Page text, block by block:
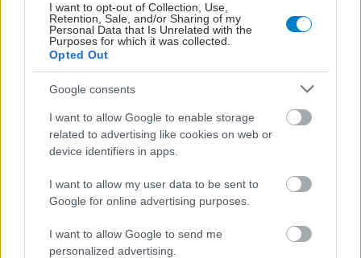
I want to opt-out of Collection, Use,
Retention, Sale, and/or Sharing of my
Personal Data that Is Unrelated with the
Purposes for which it was collected.
Opted Out
Google consents
I want to allow Google to enable storage
related to advertising like cookies on web or
device identifiers in apps.
I want to allow my user data to be sent to
Google for online advertising purposes.
I want to allow Google to send me
personalized advertising.
άτομα είναι καλό να επισκέπτονται προληπτικά
τον οφθαλμίατρό τους ώστε να προλάβουν και να
θεραπεύσουν έγκαιρα τα συμπτώματά τους πριν
αυτά γίνουν σημαντικά και ενοχλητικά και
οδηγήσουν στον περιορισμό της καθημερινότητας
και της ποιότητας της ζωής του ατόμου.
Προσθέστε το iatronet.gr στο Discover
Ειδήσεις υγείας σήμερα
Φρούτα, σακχαρώδης διαβήτης και καλοκαίρι